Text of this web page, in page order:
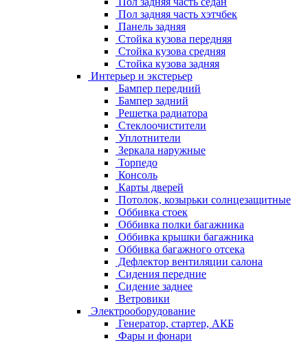
Пол задняя часть хэтчбек
Панель задняя
Стойка кузова передняя
Стойка кузова средняя
Стойка кузова задняя
Интерьер и экстерьер
Бампер передний
Бампер задний
Решетка радиатора
Стеклоочистители
Уплотнители
Зеркала наружные
Торпедо
Консоль
Карты дверей
Потолок, козырьки солнцезащитные
Оббивка стоек
Оббивка полки багажника
Оббивка крышки багажника
Оббивка багажного отсека
Дефлектор вентиляции салона
Сидения передние
Сидение заднее
Ветровики
Электрооборудование
Генератор, стартер, АКБ
Фары и фонари